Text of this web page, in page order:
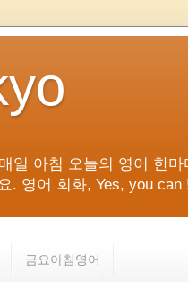
일 아침 오늘의 영어 한마
. 영어 회화, Yes, you can
금요아침영어